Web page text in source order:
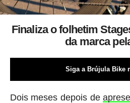
Finaliza o folhetim
da marca
Siga a Brújula Bike
Dois meses depois de